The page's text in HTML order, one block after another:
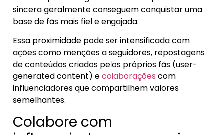
sincera geralmente conseguem conquistar uma
base de fãs mais fiel e engajada.
Essa proximidade pode ser intensificada com
ações como menções a seguidores, repostagens
de conteúdos criados pelos próprios fãs (user-
generated content) ecolaborações com
influenciadores que compartilhem valores
semelhantes.
Colabore com